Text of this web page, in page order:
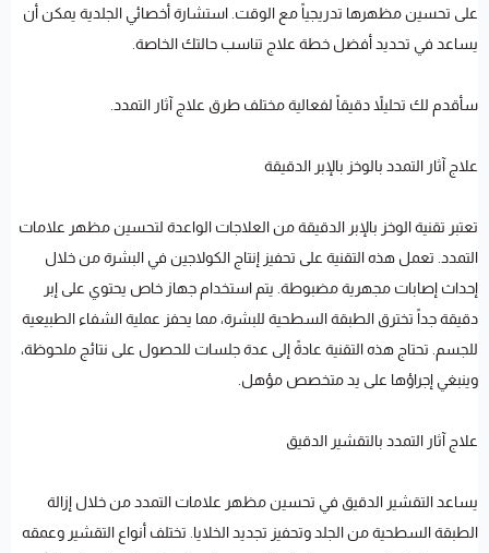
على تحسين مظهرها تدريجياً مع الوقت. استشارة أخصائي الجلدية يمكن أن
يساعد في تحديد أفضل خطة علاج تناسب حالتك الخاصة.
سأقدم لك تحليلاً دقيقاً لفعالية مختلف طرق علاج آثار التمدد.
علاج آثار التمدد بالوخز بالإبر الدقيقة
تعتبر تقنية الوخز بالإبر الدقيقة من العلاجات الواعدة لتحسين مظهر علامات
التمدد. تعمل هذه التقنية على تحفيز إنتاج الكولاجين في البشرة من خلال
إحداث إصابات مجهرية مضبوطة. يتم استخدام جهاز خاص يحتوي على إبر
دقيقة جداً تخترق الطبقة السطحية للبشرة، مما يحفز عملية الشفاء الطبيعية
للجسم. تحتاج هذه التقنية عادةً إلى عدة جلسات للحصول على نتائج ملحوظة،
وينبغي إجراؤها على يد متخصص مؤهل.
علاج آثار التمدد بالتقشير الدقيق
يساعد التقشير الدقيق في تحسين مظهر علامات التمدد من خلال إزالة
الطبقة السطحية من الجلد وتحفيز تجديد الخلايا. تختلف أنواع التقشير وعمقه